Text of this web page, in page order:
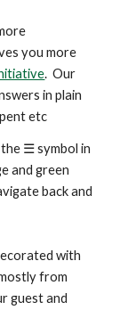
you more
. Our
in plain
etc
the ☰ symbol in
and green
back and
with
from
guest and